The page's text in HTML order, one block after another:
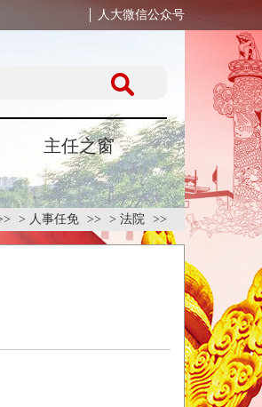
人大微信公众号
主任之窗
> 人事任免 > 法院